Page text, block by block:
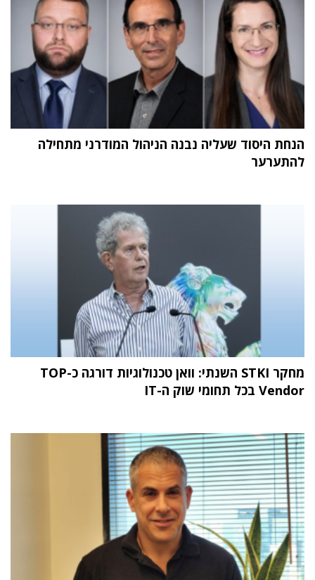
הנחת היסוד שעליה נבנה הניהול המודרני מתחילה
להתערער
מחקר STKI השנתי: וואן טכנולוגיות דורגה כ-TOP
Vendor בכל תחומי שוק ה-IT